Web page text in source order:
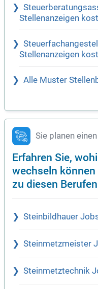
Stellenanzeigen
Stellenanzeigen
Alle Muster
Sie planen
Erfahren Sie,
wechseln
zu diesen Berufen
Steinbildhauer
Steinmetzmeister
Steinmetztechnik